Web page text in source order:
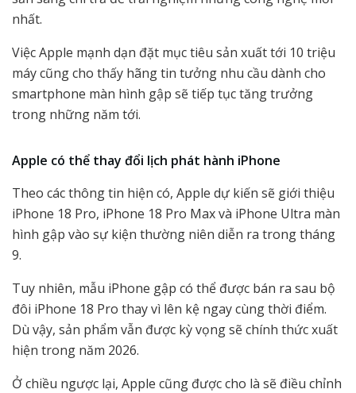
nhất.
Việc Apple mạnh dạn đặt mục tiêu sản xuất tới 10 triệu
máy cũng cho thấy hãng tin tưởng nhu cầu dành cho
smartphone màn hình gập sẽ tiếp tục tăng trưởng
trong những năm tới.
Apple có thể thay đổi lịch phát hành iPhone
Theo các thông tin hiện có, Apple dự kiến sẽ giới thiệu
iPhone 18 Pro, iPhone 18 Pro Max và iPhone Ultra màn
hình gập vào sự kiện thường niên diễn ra trong tháng
9.
Tuy nhiên, mẫu iPhone gập có thể được bán ra sau bộ
đôi iPhone 18 Pro thay vì lên kệ ngay cùng thời điểm.
Dù vậy, sản phẩm vẫn được kỳ vọng sẽ chính thức xuất
hiện trong năm 2026.
Ở chiều ngược lại, Apple cũng được cho là sẽ điều chỉnh